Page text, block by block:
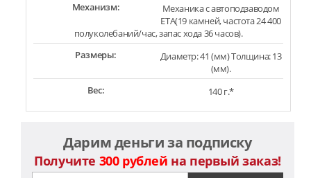
Механизм:
Механика с автоподзаводом
ETA(19 камней, частота 24 400
полуколебаний/час, запас хода 36 часов).
Размеры:
Диаметр: 41 (мм) Толщина: 13
(мм).
Вес:
140 г.*
Дарим деньги за подписку
Получите 300 рублей на первый заказ!